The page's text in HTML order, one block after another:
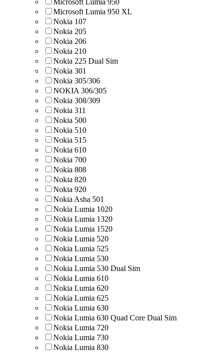
Microsoft Lumia 950 XL
Nokia 107
Nokia 205
Nokia 206
Nokia 210
Nokia 225 Dual Sim
Nokia 301
Nokia 305/306
NOKIA 306/305
Nokia 308/309
Nokia 311
Nokia 500
Nokia 510
Nokia 515
Nokia 610
Nokia 700
Nokia 808
Nokia 820
Nokia 920
Nokia Asha 501
Nokia Lumia 1020
Nokia Lumia 1320
Nokia Lumia 1520
Nokia Lumia 520
Nokia Lumia 525
Nokia Lumia 530
Nokia Lumia 530 Dual Sim
Nokia Lumia 610
Nokia Lumia 620
Nokia Lumia 625
Nokia Lumia 630
Nokia Lumia 630 Quad Core Dual Sim
Nokia Lumia 720
Nokia Lumia 730
Nokia Lumia 830